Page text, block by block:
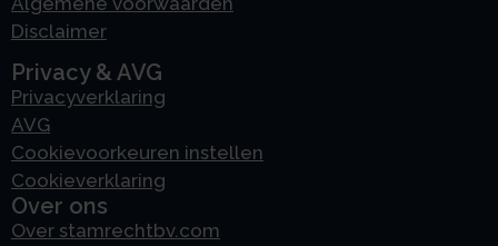
Disclaimer
Privacy & AVG
Privacyverklaring
AVG
Cookievoorkeuren instellen
Cookieverklaring
Over ons
Over stamrechtbv.com